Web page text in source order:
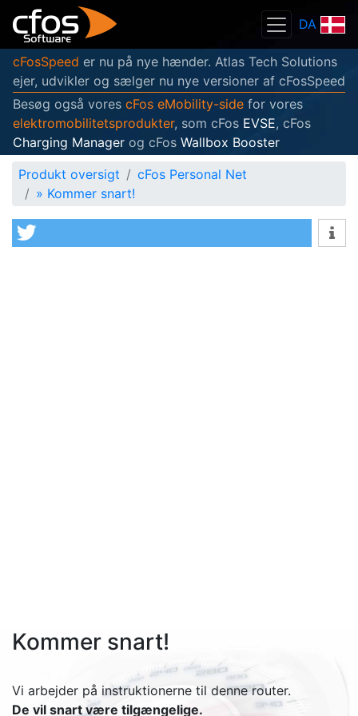
DA
cFosSpeed er nu på nye hænder. Atlas Tech Solutions
ejer, udvikler og sælger nu nye versioner af cFosSpeed
Besøg også vores cFos eMobility-side for vores
elektromobilitetsprodukter, som cFos EVSE, cFos
Charging Manager og cFos Wallbox Booster
Produkt oversigt
cFos Personal Net
» Kommer snart!
Kommer snart!
Vi arbejder på instruktionerne til denne router.
De vil snart være tilgængelige.